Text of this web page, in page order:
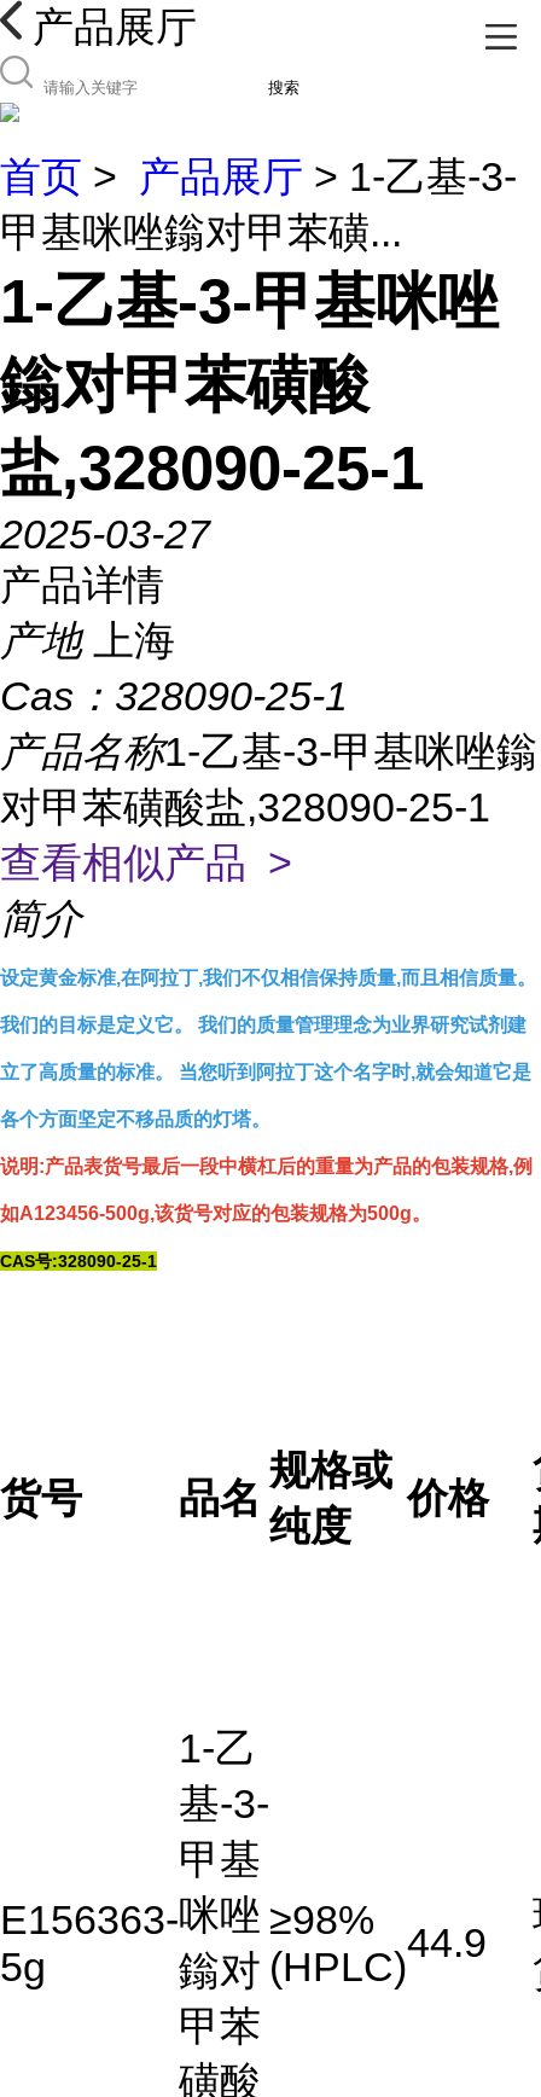
产品展厅
搜索
首页 > 产品展厅 > 1-乙基-3-
甲基咪唑鎓对甲苯磺...
1-乙基-3-甲基咪唑
鎓对甲苯磺酸
盐,328090-25-1
2025-03-27
产品详情
产地
上海
Cas： 328090-25-1
产品名称1-乙基-3-甲基咪唑鎓
对甲苯磺酸盐,328090-25-1
查看相似产品 >
简介
设定黄金标准,在阿拉丁,我们不仅相信保持质量,而且相信质量。
我们的目标是定义它。 我们的质量管理理念为业界研究试剂建
立了高质量的标准。 当您听到阿拉丁这个名字时,就会知道它是
各个方面坚定不移品质的灯塔。
说明:产品表货号最后一段中横杠后的重量为产品的包装规格,例
如A123456-500g,该货号对应的包装规格为500g。
CAS号:328090-25-1
货号 品名
规格或
纯度
价格
E156363-
5g
1-乙
基-3-
甲基
咪唑
鎓对
甲苯
磺酸
≥98%
(HPLC)
44.9